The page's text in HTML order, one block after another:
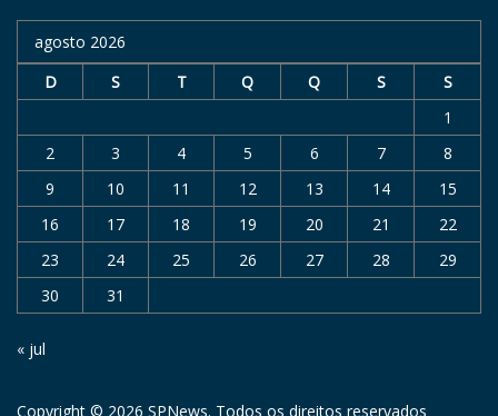
agosto 2026
D
S T Q Q S
S
1
2
3 4 5 6 7
8
9
10 11 12 13 14
15
16
17 18 19 20 21
22
23
24 25 26 27 28
29
30
31
« jul
Copyright © 2026 SPNews. Todos os direitos reservados